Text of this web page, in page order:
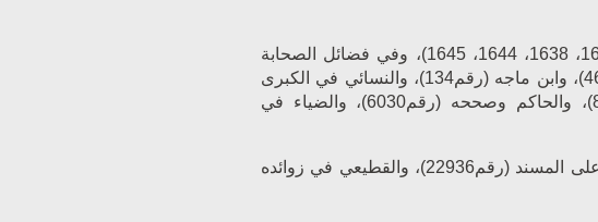
) أخرجه الإمام أحمد في المسند (رقم 1630، 1638، 1644، 1645)، وفي فضائل الصحابة
(رقم82-84، 250-255، 279)، وأبو داود (رقم4648)، وابن ماجه (رقم134)، والنسائي في الكبرى
6، 8148، 8149، 8151)، والحاكم وصححه (رقم6030)، والضياء في
) أخرجه عبد الله بن الإمام أحمد في زوائده على المسند (رقم22936)، والقطيعي في زوائده